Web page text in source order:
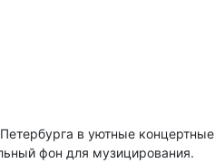
в уютные концертные
фон для музицирования.